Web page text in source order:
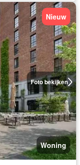
Foto bekijken
Nieuw
Woning